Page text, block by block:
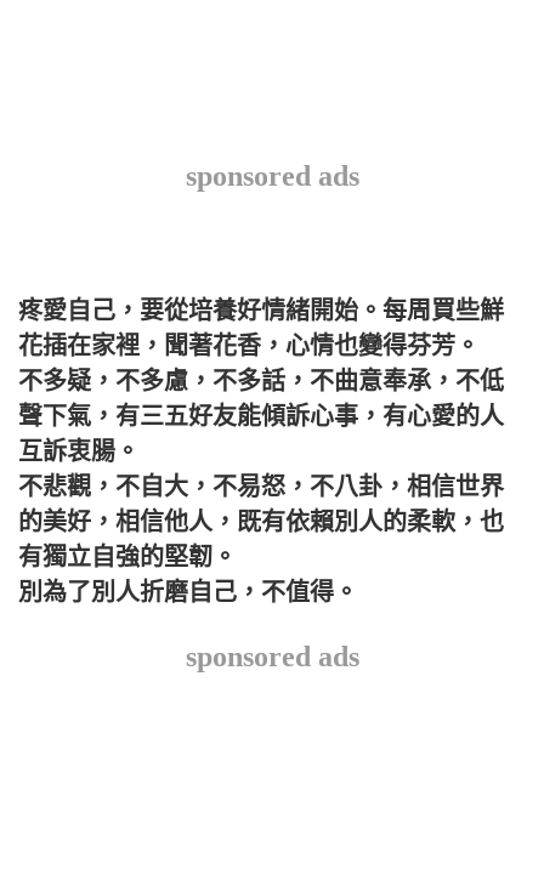
sponsored ads
疼愛自己，要從培養好情緒開始。每周買些鮮
花插在家裡，聞著花香，心情也變得芬芳。
不多疑，不多慮，不多話，不曲意奉承，不低
聲下氣，有三五好友能傾訴心事，有心愛的人
互訴衷腸。
不悲觀，不自大，不易怒，不八卦，相信世界
的美好，相信他人，既有依賴別人的柔軟，也
有獨立自強的堅韌。
別為了別人折磨自己，不值得。
sponsored ads